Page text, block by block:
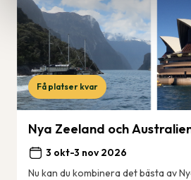
Få platser kvar
Nya Zeeland och
3 okt-3 nov 2026
Nu kan du kombinera det bästa av